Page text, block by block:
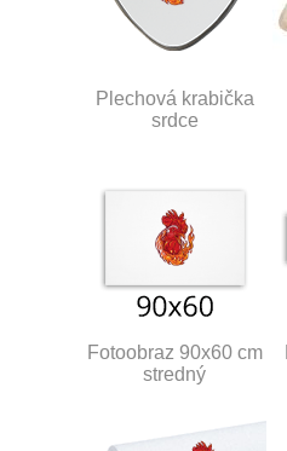
Plechová krabička
srdce
Fotoobraz 90x60 cm
stredný